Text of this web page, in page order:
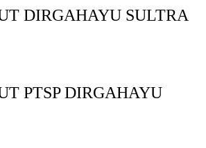
DIRGAHAYU SULTRA
PTSP DIRGAHAYU